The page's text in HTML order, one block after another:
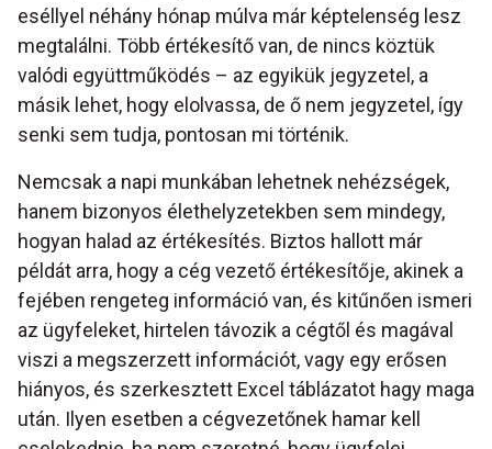
eséllyel néhány hónap múlva már képtelenség lesz
megtalálni. Több értékesítő van, de nincs köztük
valódi együttműködés – az egyikük jegyzetel, a
másik lehet, hogy elolvassa, de ő nem jegyzetel, így
senki sem tudja, pontosan mi történik.
Nemcsak a napi munkában lehetnek nehézségek,
hanem bizonyos élethelyzetekben sem mindegy,
hogyan halad az értékesítés. Biztos hallott már
példát arra, hogy a cég vezető értékesítője, akinek a
fejében rengeteg információ van, és kitűnően ismeri
az ügyfeleket, hirtelen távozik a cégtől és magával
viszi a megszerzett információt, vagy egy erősen
hiányos, és szerkesztett Excel táblázatot hagy maga
után. Ilyen esetben a cégvezetőnek hamar kell